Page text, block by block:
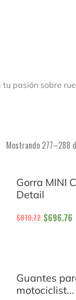
pasión sobre
Mostrando 277–288
Gorra MINI
Detail
$819.72 $696.76
Guantes
motociclist...